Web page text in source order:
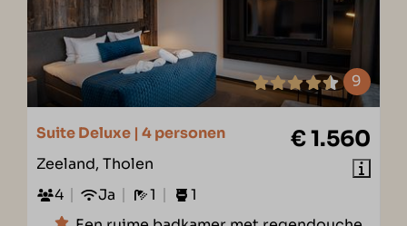
9
€ 1.560
Suite Deluxe | 4 personen
Zeeland, Tholen
4
Ja 1
1